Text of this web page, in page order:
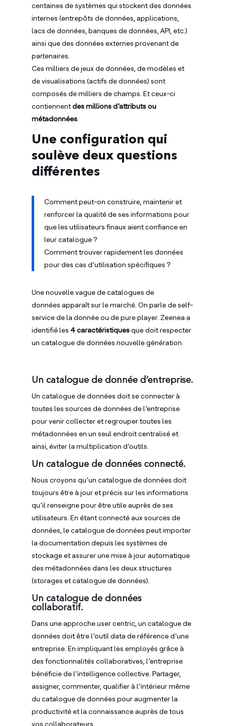
centaines de systèmes qui stockent des données
internes (entrepôts de données, applications,
lacs de données, banques de données, API, etc.)
ainsi que des données externes provenant de
partenaires.
Ces milliers de jeux de données, de modèles et
de visualisations (actifs de données) sont
composés de milliers de champs. Et ceux-ci
contiennentdes millions d’attributs ou
métadonnées.
Une configuration qui
soulève deux questions
différentes
Comment peut-on construire, maintenir et
renforcer la qualité de ses informations pour
que les utilisateurs finaux aient confiance en
leur catalogue ?
Comment trouver rapidement les données
pour des cas d’utilisation spécifiques ?
Une nouvelle vague de catalogues de
données apparaît sur le marché. On parle de self-
service de la donnée ou de pure player. Zeenea a
identifié les 4 caractéristiquesque doit respecter
un catalogue de données nouvelle génération.
Un catalogue de donnée d’entreprise.
Un catalogue de données doit se connecter à
toutes les sources de données de l’entreprise
pour venir collecter et regrouper toutes les
métadonnées en un seul endroit centralisé et
ainsi, éviter la multiplication d’outils.
Un catalogue de données connecté.
Nous croyons qu’un catalogue de données doit
toujours être à jour et précis sur les informations
qu’il renseigne pour être utile auprès de ses
utilisateurs. En étant connecté aux sources de
données, le catalogue de données peut importer
la documentation depuis les systèmes de
stockage et assurer une mise à jour automatique
des métadonnées dans les deux structures
(storages et catalogue de données).
Un catalogue de données
collaboratif.
Dans une approche user centric, un catalogue de
données doit être l’outil data de référence d’une
entreprise. En impliquant les employés grâce à
des fonctionnalités collaboratives, l’entreprise
bénéficie de l’intelligence collective. Partager,
assigner, commenter, qualifier à l’intérieur même
du catalogue de données pour augmenter la
productivité et la connaissance auprès de tous
vos collaborateurs.